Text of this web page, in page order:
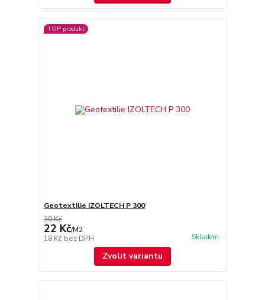
TOP produkt
Geotextilie IZOLTECH P 300
30 Kč
22 Kč/M2
18 Kč bez DPH Skladem
Zvolit variantu